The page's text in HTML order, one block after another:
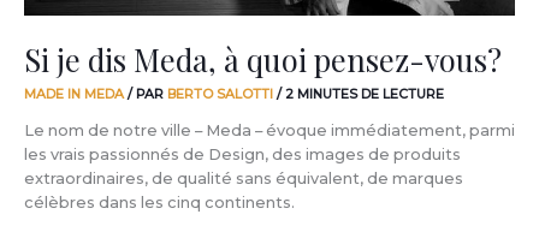
Si je dis Meda, à quoi pensez-vous?
MADE IN MEDA / PAR BERTO SALOTTI /2 MINUTES DE LECTURE
Le nom de notre ville – Meda – évoque immédiatement, parmi
les vrais passionnés de Design, des images de produits
extraordinaires, de qualité sans équivalent, de marques
célèbres dans les cinq continents.